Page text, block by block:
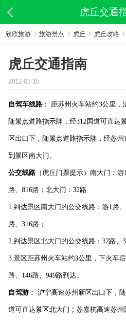
虎丘交通
欣欣旅游 旅游景点 虎丘 虎丘攻略
虎丘交通指南
2012-03-15
自驾车线路： 距苏州火车站约3公里，
随景点道路指示牌，经312 国道可直达
区出口下，随景点道路指示牌，经苏
到景区南大门。
公交线路（虎丘门票提示）南大门：游1
路、 816路；北大门： 32路
1. 到达景区南大门的公交线路：游1 路
路、 316路；
2. 到达景区北大门的公交线路： 32路、
3. 景区距苏州火车站约3公里，下火车
路、 146路、 949路到达。
自驾游： 沪宁高速苏州新区出口下，
道可直达景区北大门；苏嘉杭高速苏